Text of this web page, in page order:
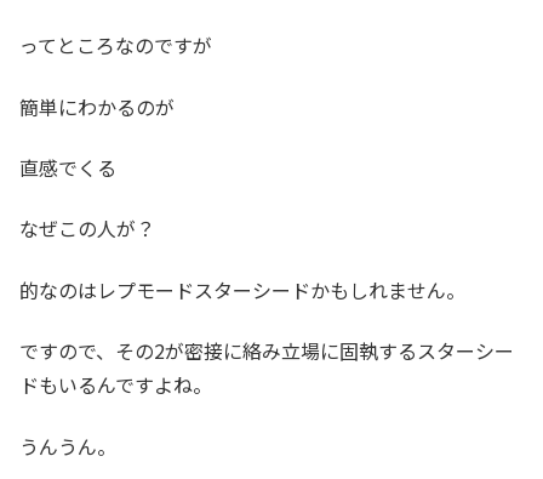
ってところなのですが
簡単にわかるのが
直感でくる
なぜこの人が？
的なのはレプモードスターシードかもしれません。
ですので、その2が密接に絡み立場に固執するスターシー
ドもいるんですよね。
うんうん。